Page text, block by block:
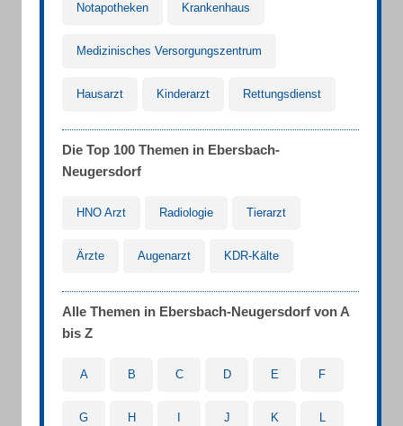
Notapotheken Krankenhaus
Medizinisches Versorgungszentrum
Hausarzt Kinderarzt Rettungsdienst
Die Top 100 Themen in Ebersbach-
Neugersdorf
HNO Arzt Radiologie Tierarzt
Ärzte Augenarzt KDR-Kälte
Alle Themen in Ebersbach-Neugersdorf von A
bis Z
A B C D E F
G H J K L